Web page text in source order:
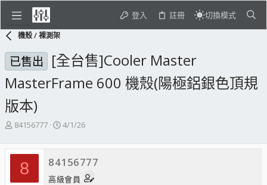
登入 註冊 切換模式
機殼 / 裸測架
已售出 [全台售]Cooler Master
MasterFrame 600 機殼(陽極鋁銀色頂規
版本)
主
發
人
84156777
開
日
期
4/1/26
8 84156777
高級會員